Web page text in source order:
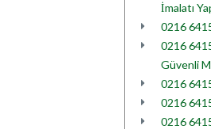
İmalatı
0216
0216
Güvenli
0216
0216
0216